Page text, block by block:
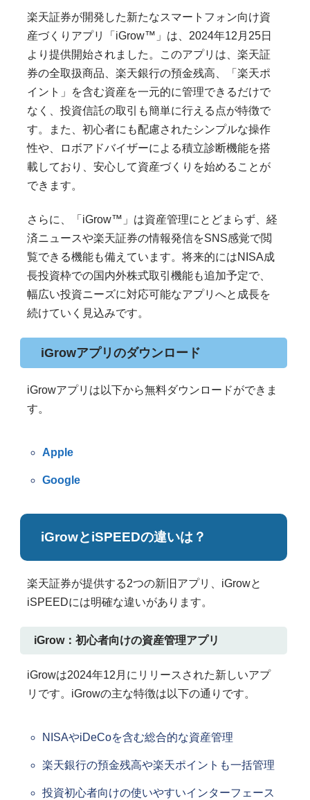
楽天証券が開発した新たなスマートフォン向け資
産づくりアプリ「iGrow™」は、2024年12月25日
より提供開始されました。このアプリは、楽天証
券の全取扱商品、楽天銀行の預金残高、「楽天ポ
イント」を含む資産を一元的に管理できるだけで
なく、投資信託の取引も簡単に行える点が特徴で
す。また、初心者にも配慮されたシンプルな操作
性や、ロボアドバイザーによる積立診断機能を搭
載しており、安心して資産づくりを始めることが
できます。
さらに、「iGrow™」は資産管理にとどまらず、経
済ニュースや楽天証券の情報発信をSNS感覚で閲
覧できる機能も備えています。将来的にはNISA成
長投資枠での国内外株式取引機能も追加予定で、
幅広い投資ニーズに対応可能なアプリへと成長を
続けていく見込みです。
iGrowアプリのダウンロード
iGrowアプリは以下から無料ダウンロードができま
す。
Apple
Google
iGrowとiSPEEDの違いは？
楽天証券が提供する2つの新旧アプリ、iGrowと
iSPEEDには明確な違いがあります。
iGrow：初心者向けの資産管理アプリ
iGrowは2024年12月にリリースされた新しいアプ
リです。iGrowの主な特徴は以下の通りです。
NISAやiDeCoを含む総合的な資産管理
楽天銀行の預金残高や楽天ポイントも一括管理
投資初心者向けの使いやすいインターフェース